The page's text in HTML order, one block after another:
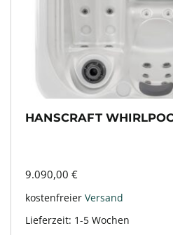
HANSCRAFT
9.090,00 €
kostenfreier Versand
Lieferzeit: 1-5 Wochen